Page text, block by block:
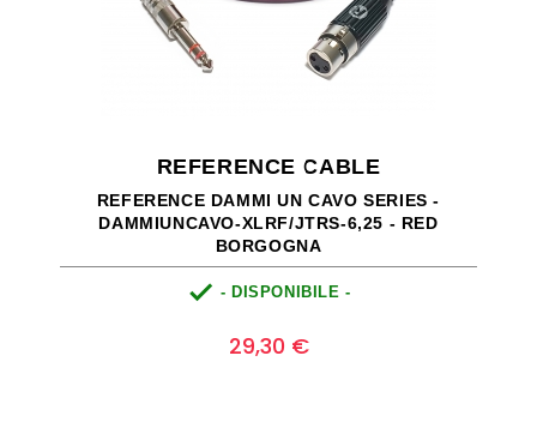
REFERENCE CABLE
REFERENCE DAMMI UN CAVO SERIES -
DAMMIUNCAVO-XLRF/JTRS-6,25 - RED
BORGOGNA
 - DISPONIBILE -
29,30 €